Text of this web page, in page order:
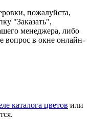
пожалуйста,
"Заказать",
менеджера, либо
вопрос в окне онлайн-
каталога цветов или